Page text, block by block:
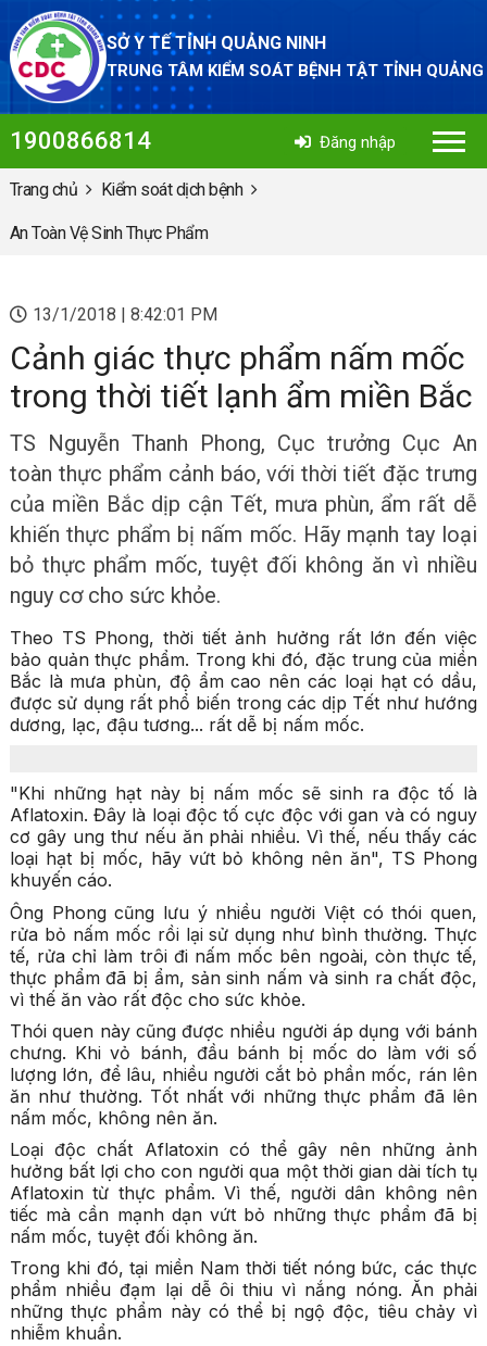
SỞ Y TẾ TỈNH QUẢNG NINH
TRUNG TÂM KIỂM SOÁT BỆNH TẬT TỈNH
Đăng nhập
1900866814
Trang chủ Kiểm soát dịch bệnh
An Toàn Vệ Sinh Thực Phẩm
13/1/2018 | 8:42:01 PM
Cảnh giác thực phẩm nấm mốc
trong thời tiết lạnh ẩm miền Bắc
TS Nguyễn Thanh Phong, Cục trưởng Cục An
toàn thực phẩm cảnh báo, với thời tiết đặc trưng
của miền Bắc dịp cận Tết, mưa phùn, ẩm rất dễ
khiến thực phẩm bị nấm mốc. Hãy mạnh tay loại
bỏ thực phẩm mốc, tuyệt đối không ăn vì nhiều
nguy cơ cho sức khỏe.
Theo TS Phong, thời tiết ảnh hưởng rất lớn đến việc
bảo quản thực phẩm. Trong khi đó, đặc trung của miền
Bắc là mưa phùn, độ ẩm cao nên các loại hạt có dầu,
được sử dụng rất phổ biến trong các dịp Tết như hướng
dương, lạc, đậu tương... rất dễ bị nấm mốc.
"Khi những hạt này bị nấm mốc sẽ sinh ra độc tố là
Aflatoxin. Đây là loại độc tố cực độc với gan và có nguy
cơ gây ung thư nếu ăn phải nhiều. Vì thế, nếu thấy các
loại hạt bị mốc, hãy vứt bỏ không nên ăn", TS Phong
khuyến cáo.
Ông Phong cũng lưu ý nhiều người Việt có thói quen,
rửa bỏ nấm mốc rồi lại sử dụng như bình thường. Thực
tế, rửa chỉ làm trôi đi nấm mốc bên ngoài, còn thực tế,
thực phẩm đã bị ẩm, sản sinh nấm và sinh ra chất độc,
vì thế ăn vào rất độc cho sức khỏe.
Thói quen này cũng được nhiều người áp dụng với bánh
chưng. Khi vỏ bánh, đầu bánh bị mốc do làm với số
lượng lớn, để lâu, nhiều người cắt bỏ phần mốc, rán lên
ăn như thường. Tốt nhất với những thực phẩm đã lên
nấm mốc, không nên ăn.
Loại độc chất Aflatoxin có thể gây nên những ảnh
hưởng bất lợi cho con người qua một thời gian dài tích tụ
Aflatoxin từ thực phẩm. Vì thế, người dân không nên
tiếc mà cần mạnh dạn vứt bỏ những thực phẩm đã bị
nấm mốc, tuyệt đối không ăn.
Trong khi đó, tại miền Nam thời tiết nóng bức, các thực
phẩm nhiều đạm lại dễ ôi thiu vì nắng nóng. Ăn phải
những thực phẩm này có thể bị ngộ độc, tiêu chảy vì
nhiễm khuẩn.